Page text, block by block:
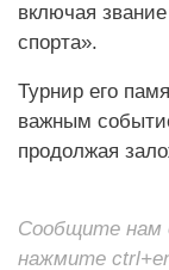
включая
спорта».
Турнир его
важным
продолжая
Сообщите нам
нажмите